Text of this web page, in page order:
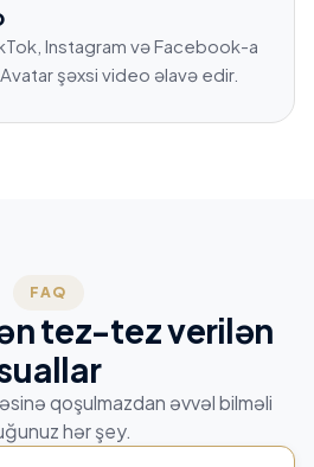
Instagram və Facebook-a
şəxsi video əlavə edir.
FAQ
tez-tez verilən
qoşulmazdan əvvəl bilməli
hər şey.